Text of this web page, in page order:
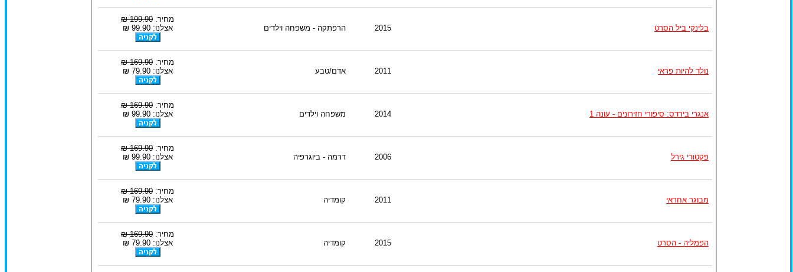
בלינקי ביל הסרט 2015 הרפתקה - משפחה וילדים
מחיר: 199.90 ₪
אצלנו: 99.90 ₪
נולד להיות פראי 2011 אדם/טבע
מחיר: 169.90 ₪
אצלנו: 79.90 ₪
אנגרי בירדס: סיפורי חזירונים - עונה 1 2014 משפחה וילדים
מחיר: 169.90 ₪
אצלנו: 99.90 ₪
פקטורי גירל 2006 דרמה - ביוגרפיה
מחיר: 169.90 ₪
אצלנו: 99.90 ₪
מבוגר אחראי 2011 קומדיה
מחיר: 169.90 ₪
אצלנו: 79.90 ₪
הפמליה - הסרט 2015 קומדיה
מחיר: 169.90 ₪
אצלנו: 79.90 ₪